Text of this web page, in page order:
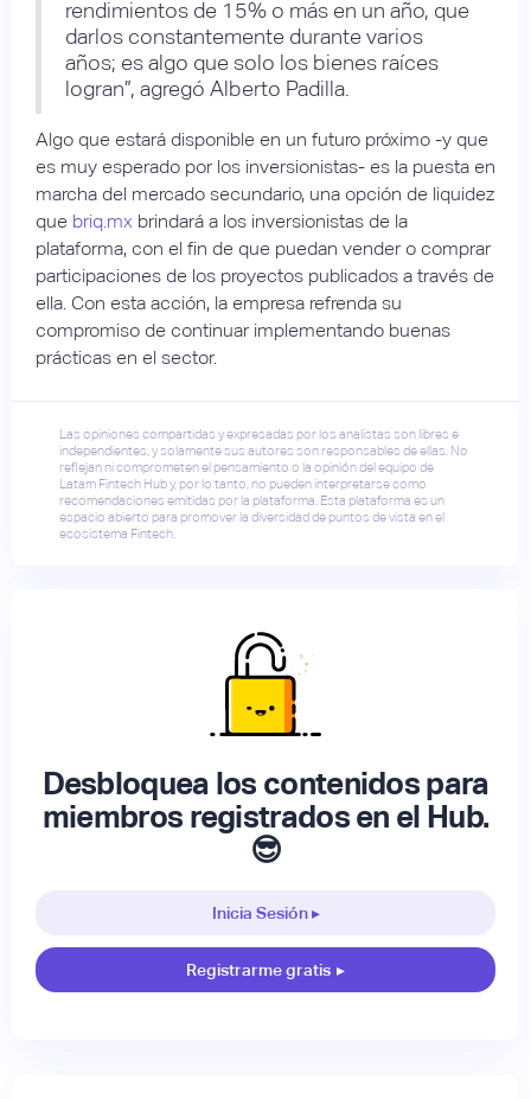
rendimientos de 15% o más en un año, que
darlos constantemente durante varios
años; es algo que solo los bienes raíces
logran”, agregó Alberto Padilla.
Algo que estará disponible en un futuro próximo -y que
es muy esperado por los inversionistas- es la puesta en
marcha del mercado secundario, una opción de liquidez
que briq.mx brindará a los inversionistas de la
plataforma, con el fin de que puedan vender o comprar
participaciones de los proyectos publicados a través de
ella. Con esta acción, la empresa refrenda su
compromiso de continuar implementando buenas
prácticas en el sector.
Las opiniones compartidas y expresadas por los analistas son libres e
independientes, y solamente sus autores son responsables de ellas. No
reflejan ni comprometen el pensamiento o la opinión del equipo de
Latam Fintech Hub y, por lo tanto, no pueden interpretarse como
recomendaciones emitidas por la plataforma. Esta plataforma es un
espacio abierto para promover la diversidad de puntos de vista en el
ecosistema Fintech.
Desbloquea los contenidos para
miembros registrados en el Hub.
😎
Inicia Sesión ▸
Registrarme gratis ▸